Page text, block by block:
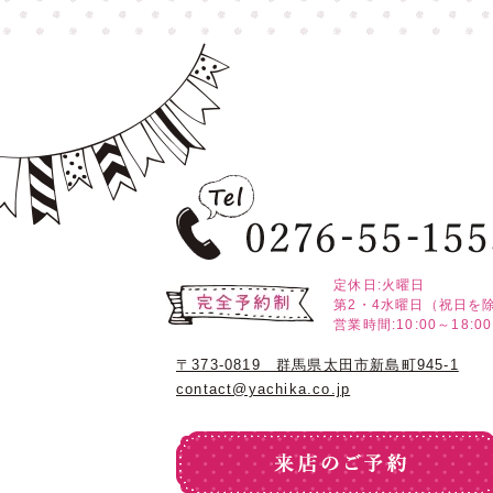
定休日:火曜日
第2・4水曜日（祝日を
営業時間:10:00～18:00
〒373-0819 群馬県太田市新島町945-1
contact@yachika.co.jp